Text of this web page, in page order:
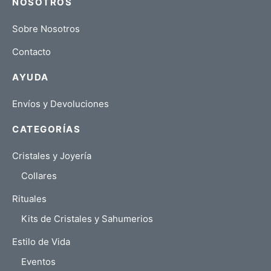
AYUDA
Envíos y Devoluciones
CATEGORÍAS
Cristales y Joyería
Collares
Rituales
Kits de Cristales y Sahumerios
Estilo de Vida
Eventos
Sobre Nosotros
Contacto